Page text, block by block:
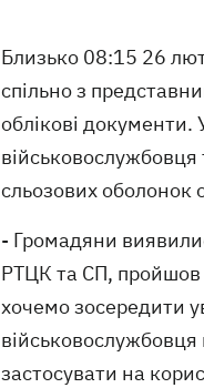
Близько 08:15 26
спільно з
облікові документи.
військовослужбовця
сльозових оболонок
- Громадяни
РТЦК та СП, пройшов
хочемо зосередити
застосувати на